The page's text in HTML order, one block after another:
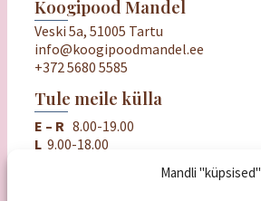
Mandli "küpsised"
Koogipood Mandel
Veski 5a, 51005 Tartu
info@koogipoodmandel.ee
+372 5680 5585
Tule meile külla
E – R 8.00-19.00
L 9.00-18.00